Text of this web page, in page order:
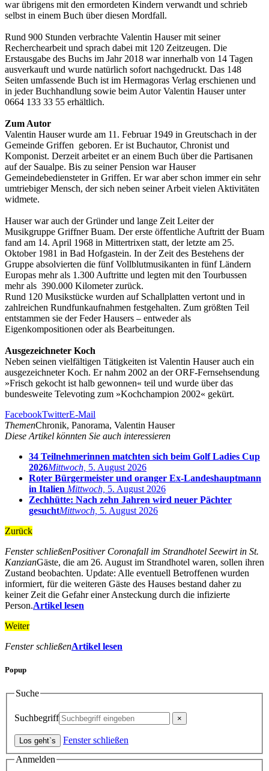
war übrigens mit den ermordeten Kindern verwandt und schrieb
selbst in einem Buch über diesen Mordfall.
Rund 900 Stunden verbrachte Valentin Hauser mit seiner
Recherchearbeit und sprach dabei mit 120 Zeitzeugen. Die
Erstausgabe des Buchs im Jahr 2018 war innerhalb von 14 Tagen
ausverkauft und wurde natürlich sofort nachgedruckt. Das 148
Seiten umfassende Buch ist im Hermagoras Verlag erschienen und
in jeder Buchhandlung sowie beim Autor Valentin Hauser unter
0664 133 33 55 erhältlich.
Zum Autor
Valentin Hauser wurde am 11. Februar 1949 in Greutschach in der
Gemeinde Griffen geboren. Er ist Buchautor, Chronist und
Komponist. Derzeit arbeitet er an einem Buch über die Partisanen
auf der Saualpe. Bis zu seiner Pension war Hauser
Gemeindebediensteter in Griffen. Er war aber schon immer ein sehr
umtriebiger Mensch, der sich neben seiner Arbeit vielen Aktivitäten
widmete.
Hauser war auch der Gründer und lange Zeit Leiter der
Musikgruppe Griffner Buam. Der erste öffentliche Auftritt der Buam
fand am 14. April 1968 in Mittertrixen statt, der letzte am 25.
Oktober 1981 in Bad Hofgastein. In der Zeit des Bestehens der
Gruppe absolvierten die fünf Vollblutmusikanten in fünf Ländern
Europas mehr als 1.300 Auftritte und legten mit den Tourbussen
mehr als 390.000 Kilometer zurück.
Rund 120 Musikstücke wurden auf Schallplatten vertont und in
zahlreichen Rundfunkaufnahmen festgehalten. Zum größten Teil
entstammen sie der Feder Hausers – entweder als
Eigenkompositionen oder als Bearbeitungen.
Ausgezeichneter Koch
Neben seinen vielfältigen Tätigkeiten ist Valentin Hauser auch ein
ausgezeichneter Koch. Er nahm 2002 an der ORF-Fernsehsendung
»Frisch gekocht ist halb gewonnen« teil und wurde über das
bundesweite Televoting zum »Kochchampion 2002« gekürt.
FacebookTwitterE-Mail
ThemenChronik, Panorama, Valentin Hauser
Diese Artikel könnten Sie auch interessieren
34 Teilnehmerinnen matchten sich beim Golf Ladies Cup
2026Mittwoch, 5. August 2026
Roter Bürgermeister und oranger Ex-Landeshauptmann
in Italien Mittwoch, 5. August 2026
Zechhütte: Nach zehn Jahren wird neuer Pächter
gesuchtMittwoch, 5. August 2026
Zurück
Fenster schließenPositiver Coronafall im Strandhotel Seewirt in St.
KanzianGäste, die am 26. August im Strandhotel waren, sollen ihren
Zustand beobachten. Update: Alle eventuell Betroffenen wurden
informiert, für die weiteren Gäste des Hauses bestand daher zu
keiner Zeit die Gefahr einer Ansteckung durch die infizierte
Person.Artikel lesen
Weiter
Fenster schließenArtikel lesen
Popup
Suche
Suchbegriff
Fenster schließen
Anmelden